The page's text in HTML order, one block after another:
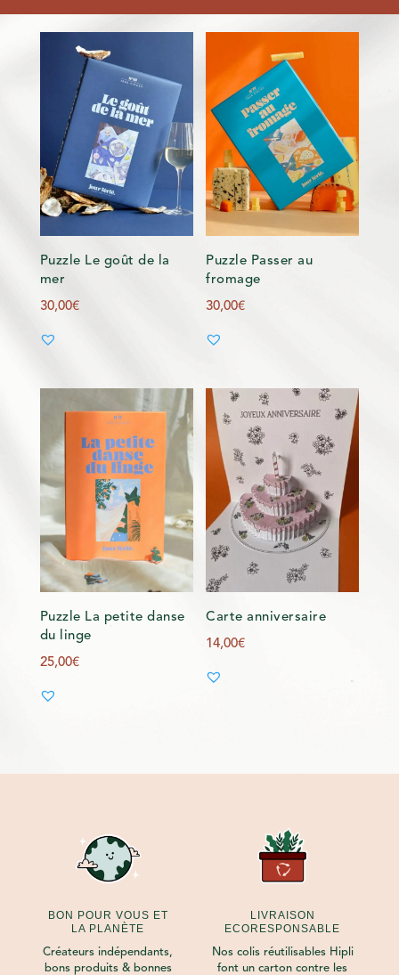
Puzzle Le goût de la
mer
30,00€
Puzzle Passer au
fromage
30,00€
Puzzle La petite danse
du linge
25,00€
Carte anniversaire
14,00€
BON POUR VOUS ET
LA PLANÈTE
Créateurs indépendants,
bons produits & bonnes
LIVRAISON
ECORESPONSABLE
Nos colis réutilisables Hipli
font un carton contre les